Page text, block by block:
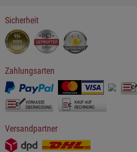
Sicherheit
Zahlungsarten
Versandpartner